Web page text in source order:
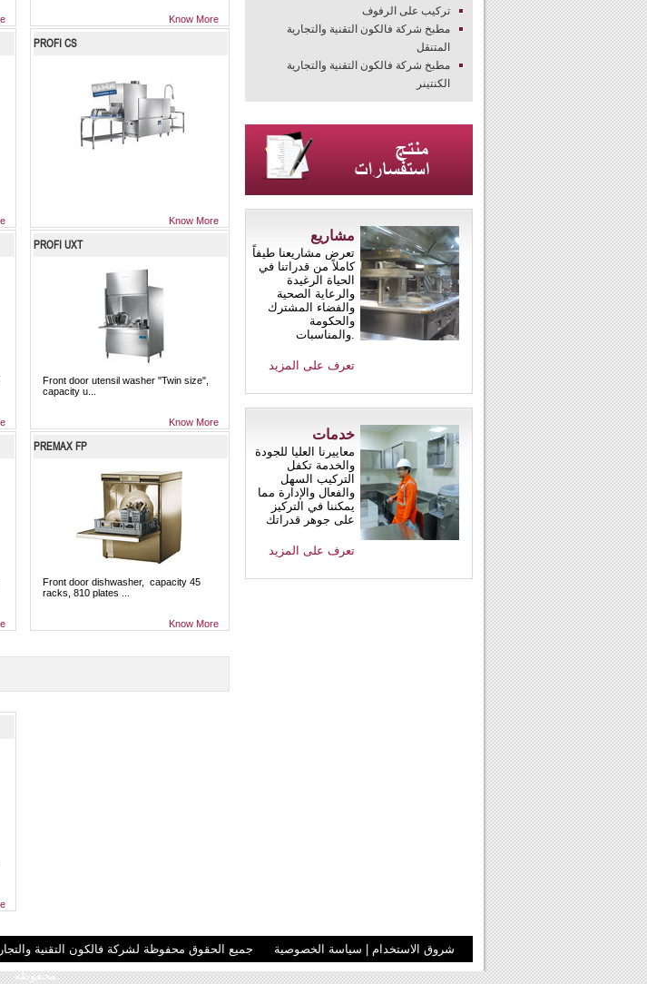
Know More
PROFI CS
Know More
PROFI UXT
Front door utensil washer "Twin size",
capacity u...
Know More
PREMAX FP
Front door dishwasher, capacity 45
racks, 810 plates ...
Know More
تركيب على الرفوف
مطبخ شركة فالكون التقنية والتجارية
المتنقل
مطبخ شركة فالكون التقنية والتجارية
الكنتينر
مشاريع
تعرض مشاريعنا طيفاً
كاملاً من قدراتنا في
الحياة الرغيدة
والرعاية الصحية
والفضاء المشترك
والحكومة
والمناسبات.
تعرف على المزيد
خدمات
معاييرنا العليا للجودة
والخدمة تكفل
التركيب السهل
والفعال والإدارة مما
يمكننا في التركيز
على جوهر قدراتك
تعرف على المزيد
شروق الاستخدام سياسة الخصوصية
محفوظة.